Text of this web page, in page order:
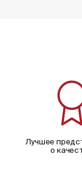
Лучшее
о